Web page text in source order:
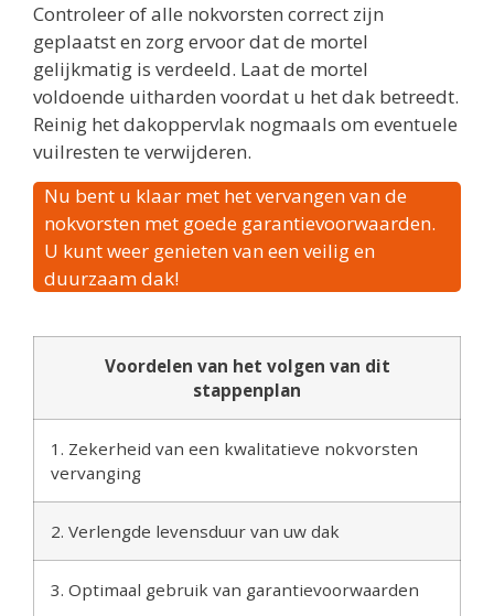
Controleer of alle nokvorsten correct zijn
geplaatst en zorg ervoor dat de mortel
gelijkmatig is verdeeld. Laat de mortel
voldoende uitharden voordat u het dak betreedt.
Reinig het dakoppervlak nogmaals om eventuele
vuilresten te verwijderen.
Nu bent u klaar met het vervangen van de
nokvorsten met goede garantievoorwaarden.
U kunt weer genieten van een veilig en
duurzaam dak!
Voordelen van het volgen van dit
stappenplan
1. Zekerheid van een kwalitatieve nokvorsten
vervanging
2. Verlengde levensduur van uw dak
3. Optimaal gebruik van garantievoorwaarden